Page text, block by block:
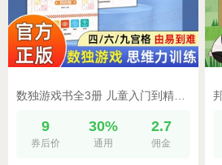
9
券后价
30%
通用
2.7
佣金